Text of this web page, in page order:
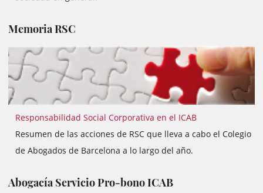
Memoria RSC
Responsabilidad Social Corporativa en el ICAB
Resumen de las acciones de RSC que lleva a cabo el Colegio
de Abogados de Barcelona a lo largo del año.
Abogacía Servicio Pro-bono ICAB